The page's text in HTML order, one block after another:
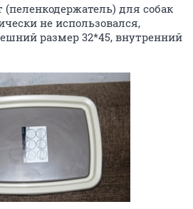
для собак
не использовался,
размер 32*45, внутренний